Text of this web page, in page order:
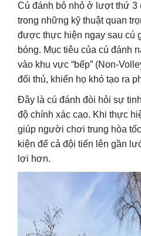
Cú đánh bỏ nhỏ ở lượt thứ 3
trong những kỹ thuật quan
được thực hiện ngay sau cú
bóng. Mục tiêu của cú đánh
vào khu vực “bếp” (Non-
đối thủ, khiến họ khó tạo ra
Đây là cú đánh đòi hỏi sự
độ chính xác cao. Khi thực
giúp người chơi trung hòa
kiện để cả đội tiến lên gần
lợi hơn.